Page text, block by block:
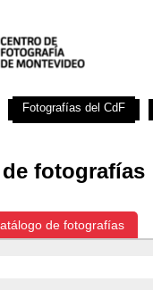
fotografías
de fotografías
Fotografías del CdF